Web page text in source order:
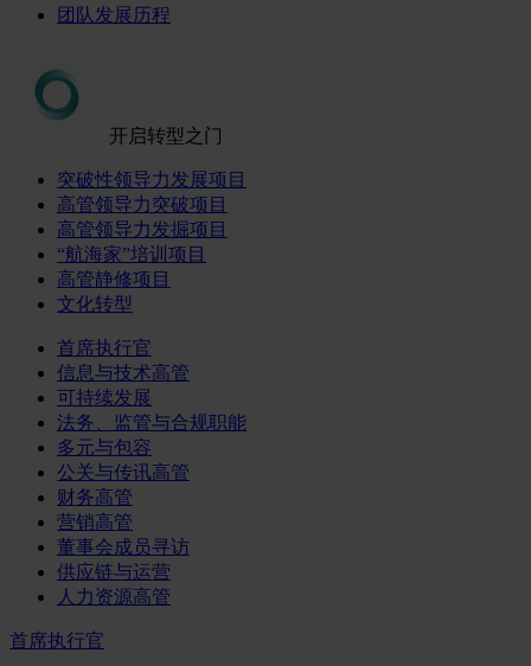
团队发展历程
开启转型之门
突破性领导力发展项目
高管领导力突破项目
高管领导力发掘项目
“航海家”培训项目
高管静修项目
文化转型
首席执行官
信息与技术高管
可持续发展
法务、监管与合规职能
多元与包容
公关与传讯高管
财务高管
营销高管
董事会成员寻访
供应链与运营
人力资源高管
首席执行官